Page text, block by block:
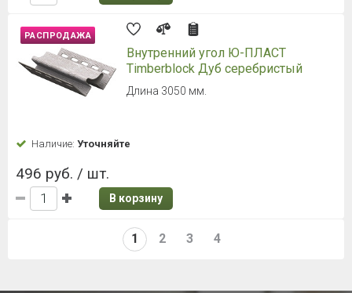
РАСПРОДАЖА
Внутренний угол Ю-ПЛАСТ
Timberblock Дуб серебристый
Длина 3050 мм.
Наличие: Уточняйте
496 руб. / шт.
В корзину
1 2 3 4